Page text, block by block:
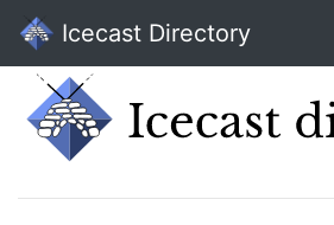
Icecast Directory